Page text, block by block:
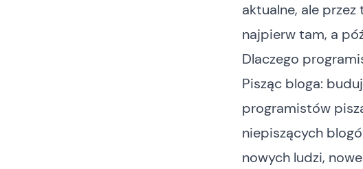
aktualne, ale przez
najpierw tam, a
Dlaczego
Pisząc bloga:
programistów
niepiszących
nowych ludzi,